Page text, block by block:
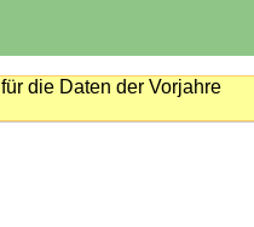
die Daten der Vorjahre